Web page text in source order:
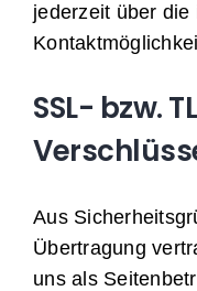
jederzeit über die
SSL- bzw.
Aus
Übertragung
uns als